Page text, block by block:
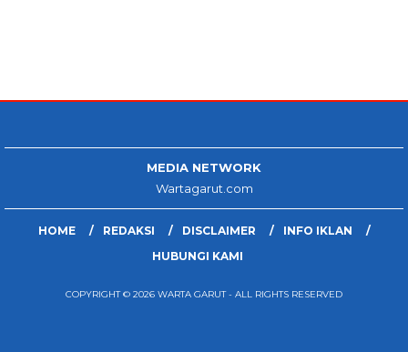
MEDIA NETWORK
Wartagarut.com
HOME REDAKSI DISCLAIMER
INFO IKLAN
HUBUNGI KAMI
COPYRIGHT © 2026 WARTA GARUT - ALL RIGHTS RESERVED